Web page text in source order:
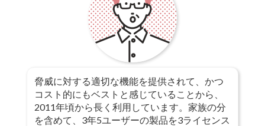
脅威に対する適切な機能を提供されて、かつ
コスト的にもベストと感じていることから、
2011年頃から長く利用しています。家族の分
を含めて、3年5ユーザーの製品を3ライセンス